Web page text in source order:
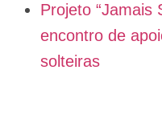
Projeto “Jamais
encontro de
solteiras